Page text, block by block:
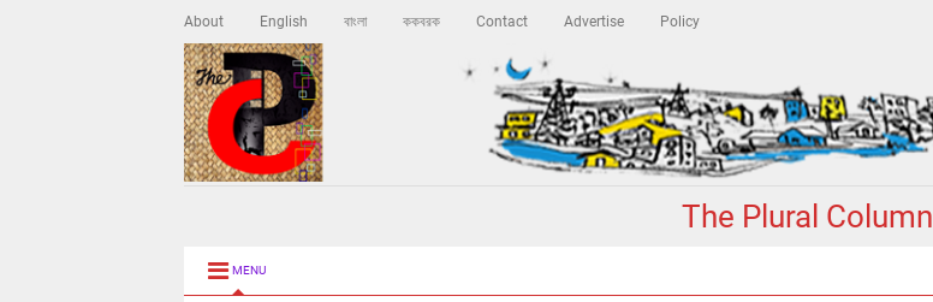
About English বাংলা ককবরক Contact Advertise Policy
The Plural Column
MENU